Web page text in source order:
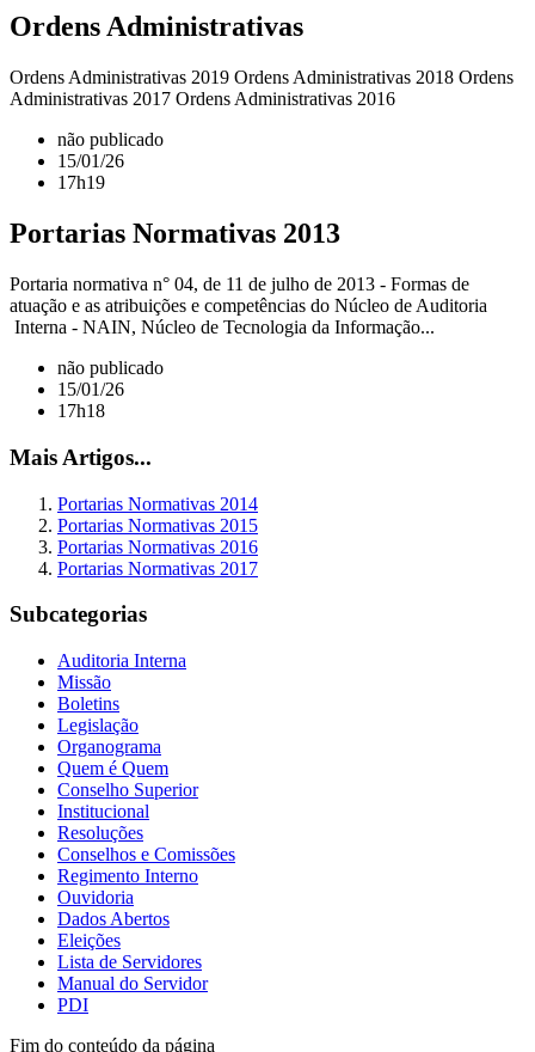
Ordens Administrativas
Ordens Administrativas 2019 Ordens Administrativas 2018 Ordens
Administrativas 2017 Ordens Administrativas 2016
não publicado
15/01/26
17h19
Portarias Normativas 2013
Portaria normativa n° 04, de 11 de julho de 2013 - Formas de
atuação e as atribuições e competências do Núcleo de Auditoria
Interna - NAIN, Núcleo de Tecnologia da Informação...
não publicado
15/01/26
17h18
Mais Artigos...
Portarias Normativas 2014
Portarias Normativas 2015
Portarias Normativas 2016
Portarias Normativas 2017
Subcategorias
Auditoria Interna
Missão
Boletins
Legislação
Organograma
Quem é Quem
Conselho Superior
Institucional
Resoluções
Conselhos e Comissões
Regimento Interno
Ouvidoria
Dados Abertos
Eleições
Lista de Servidores
Manual do Servidor
PDI
Fim do conteúdo da página